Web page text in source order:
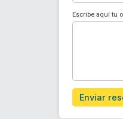
Escribe aquí tu
Enviar